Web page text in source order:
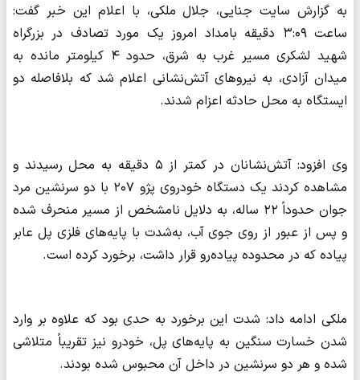
به گزارش سایت جنایی، جلال ملکی، با اعلام این خبر گفت:
ساعت ۳:۰۹ دقیقه بامداد امروز یک مورد تصادف در بزرگراه
شهید لشکری مسیر غرب به شرق، حدود ۴ کیلومتر مانده به
میدان آزادی، به نیروهای آتش‌نشانی اعلام شد که بلافاصله دو
ایستگاه به محل حادثه اعزام شدند.
وی افزود: آتش‌نشانان در کمتر از ۵ دقیقه به محل رسیدند و
مشاهده کردند یک دستگاه خودروی پژو ۲۰۷ با دو سرنشین مرد
جوان حدوداً ۲۲ ساله، به دلایل نامشخص از مسیر منحرف شده
و پس از عبور از روی جوی آب، به‌شدت با پایه‌های فلزی پل عابر
پیاده که در محدوده پیاده‌رو قرار داشت، برخورد کرده است.
ملکی ادامه داد: شدت این برخورد به حدی بود که علاوه بر وارد
شدن خسارت سنگین به پایه‌های پل، خودرو نیز تقریباً متلاشی
شده و هر دو سرنشین در داخل آن محبوس شده بودند.